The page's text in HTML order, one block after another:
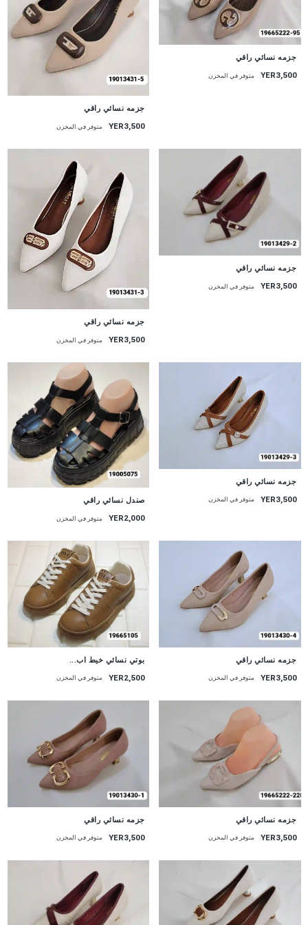
جزمه نسائي راقي
YER3,500 متوفر في المخزن
جزمه نسائي راقي
YER3,500 متوفر في المخزن
جزمه نسائي راقي
YER3,500 متوفر في المخزن
جزمه نسائي راقي
YER3,500 متوفر في المخزن
جزمه نسائي راقي
YER3,500 متوفر في المخزن صندل نسائي راقي
YER2,000 متوفر في المخزن
جزمه نسائي راقي
YER3,500 متوفر في المخزن
بوتي نسائي خيط اب...
YER2,500 متوفر في المخزن
جزمه نسائي راقي
YER3,500 متوفر في المخزن
جزمه نسائي راقي
YER3,500 متوفر في المخزن